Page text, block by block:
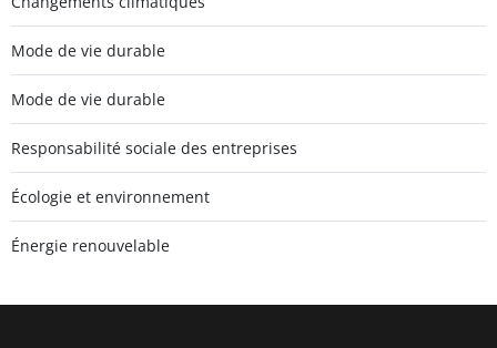
Mode de vie durable
Mode de vie durable
Responsabilité sociale des entreprises
Écologie et environnement
Énergie renouvelable